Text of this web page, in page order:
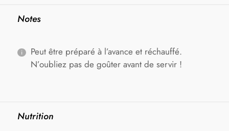
Notes
Peut être préparé à l’avance et réchauffé.
N’oubliez pas de goûter avant de servir !
Nutrition